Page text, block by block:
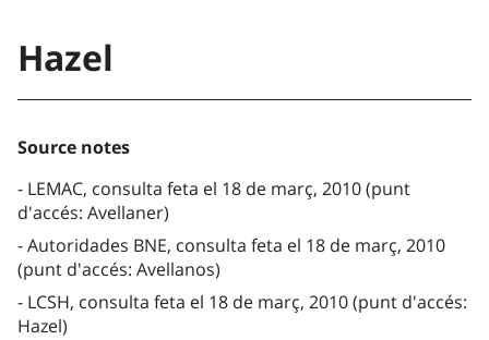
Hazel
Source notes
LEMAC, consulta feta el 18 de març, 2010 (punt
d'accés: Avellaner)
Autoridades BNE, consulta feta el 18 de març, 2010
(punt d'accés: Avellanos)
LCSH, consulta feta el 18 de març, 2010 (punt d'accés:
Hazel)